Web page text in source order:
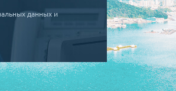
данных и